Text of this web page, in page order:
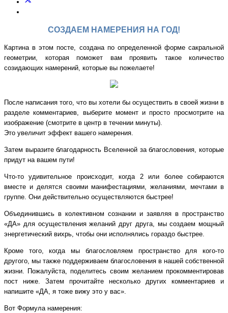
СОЗДАЕМ НАМЕРЕНИЯ НА ГОД!
Картина в этом посте, создана по определенной форме сакральной
геометрии, которая поможет вам проявить такое количество
созидающих намерений, которые вы пожелаете!
После написания того, что вы хотели бы осуществить в своей жизни в
разделе комментариев, выберите момент и просто просмотрите на
изображение (смотрите в центр в течении минуты).
Это увеличит эффект вашего намерения.
Затем выразите благодарность Вселенной за благословения, которые
придут на вашем пути!
Что-то удивительное происходит, когда 2 или более собираются
вместе и делятся своими манифестациями, желаниями, мечтами в
группе. Они действительно осуществляются быстрее!
Объединившись в колективном сознании и заявляя в пространство
«ДА» для осуществления желаний друг друга, мы создаем мощный
энергетический вихрь, чтобы они исполнялись гораздо быстрее.
Кроме того, когда мы благословляем пространство для кого-то
другого, мы также поддерживаем благословения в нашей собственной
жизни. Пожалуйста, поделитесь своим желанием прокомментировав
пост ниже. Затем прочитайте несколько других комментариев и
напишите «ДА, я тоже вижу это у вас».
Вот Формула намерения: